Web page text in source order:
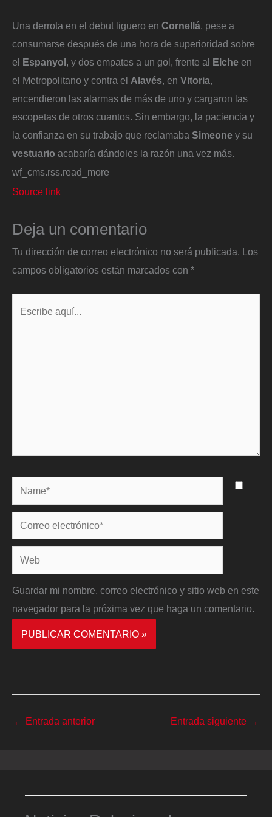
Una derrota en el debut liguero en Cornellá, pese a
consumarse después de una hora de superioridad sobre
el Espanyol, y dos empates a un gol, frente al Elche en
el Metropolitano y contra el Alavés, en Vitoria,
encendieron las alarmas de más de uno y cargaron las
escopetas de otros cuantos. Sin embargo, la paciencia y
la confianza en su trabajo que reclamaba Simeone y su
vestuario acabaría dándoles la razón una vez más.
wf_cms.rss.read_more
Source link
Deja un comentario
Tu dirección de correo electrónico no será publicada. Los
campos obligatorios están marcados con *
Name*
Correo
electrónico*
Web
Guardar mi nombre, correo electrónico y sitio web en este
navegador para la próxima vez que haga un comentario.
← Entrada anterior Entrada siguiente →